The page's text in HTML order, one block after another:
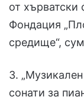
от
Фондация
средище“,
3.
сонати за